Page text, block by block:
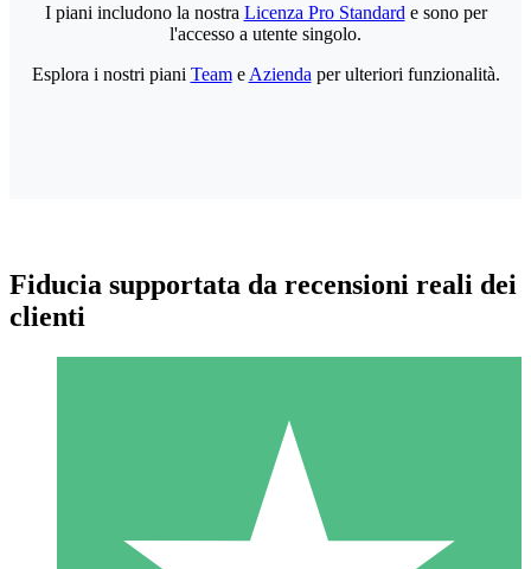
Pacchetti di Crediti Individuali
Paga a consumo con crediti di download. Nessun impegno
I piani includono la nostra Licenza Pro Standard e sono per
l'accesso a utente singolo.
Esplora i nostri piani Teame Azienda per ulteriori funzionalità.
Fiducia supportata da recensioni reali dei
clienti